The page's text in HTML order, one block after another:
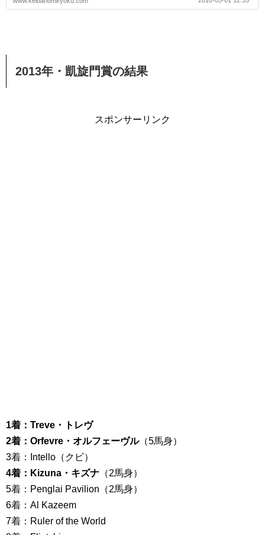
2013年・凱旋門賞の結果
スポンサーリンク
1着：Treve・トレヴ
2着：Orfevre・オルフェーヴル（5馬身）
3着：Intello（クビ）
4着：Kizuna・キズナ （2馬身）
5着：Penglai Pavilion（2馬身）
6着：Al Kazeem
7着：Ruler of the World